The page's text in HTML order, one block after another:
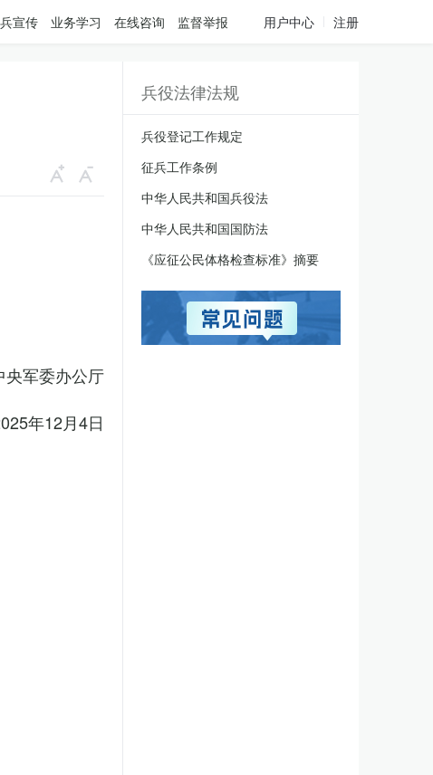
宣传 业务学习 在线咨询 监督举报 用户中心 注册
军委办公厅
年12月4日
兵役法律法规
兵役登记工作规定
征兵工作条例
中华人民共和国兵役法
中华人民共和国国防法
《应征公民体格检查标准》摘要